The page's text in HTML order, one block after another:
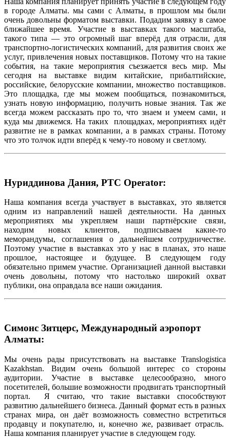
в городе Алматы. мы сами с Алматы, в прошлом мы были
очень довольны форматом выставки. Подадим заявку в самое
ближайшее время. Участие в выставках такого масштаба,
такого типа — это огромный шаг вперёд для отрасли, для
транспортно-логистических компаний, для развития своих же
услуг, привлечения новых поставщиков. Потому что на такие
события, на такие мероприятия съезжается весь мир. Мы
сегодня на выставке видим китайские, прибалтийские,
российские, белорусские компании, множество поставщиков.
Это площадка, где мы можем пообщаться, познакомиться,
узнать новую информацию, получить новые знания. Так же
всегда можем рассказать про то, что знаем и умеем сами, и
куда мы движемся. На таких площадках, мероприятиях идёт
развитие не в рамках компании, а в рамках страны. Потому
что это толчок идти вперёд к чему-то новому и светлому.
Нуриддинова Дания, PTC Operator:
Наша компания всегда участвует в выставках, это является
одним из направлений нашей деятельности. На данных
мероприятиях мы укрепляем наши партнёрские связи,
находим новых клиентов, подписываем какие-то
меморандумы, соглашения о дальнейшем сотрудничестве.
Поэтому участие в выставках это у нас в планах, это наше
прошлое, настоящее и будущее. В следующем году
обязательно примем участие. Организацией данной выставки
очень довольны, потому что настолько широкий охват
публики, она оправдала все наши ожидания.
Симонс Зитцерс, Международный аэропорт
Алматы:
Мы очень рады присутствовать на выставке Translogistica
Kazakhstan. Видим очень большой интерес со стороны
аудитории. Участие в выставке целесообразно, много
посетителей, большие возможности продвигать транспортный
портал. Я считаю, что такие выставки способствуют
развитию дальнейшего бизнеса. Данный формат есть в разных
странах мира, он даёт возможность совместно встретиться
продавцу и покупателю, и, конечно же, развивает отрасль.
Наша компания планирует участие в следующем году.